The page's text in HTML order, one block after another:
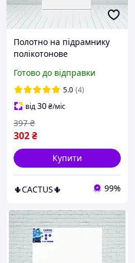
Полотно на підрамнику
полікотонове
280 г / м2 для малювання,
дерев'яне ручної роботи
50х80 см
Готово до відправки
5.0 (4)
від30₴/міс
302₴
397 ₴
Купити
🌵CACTUS🌵 99%